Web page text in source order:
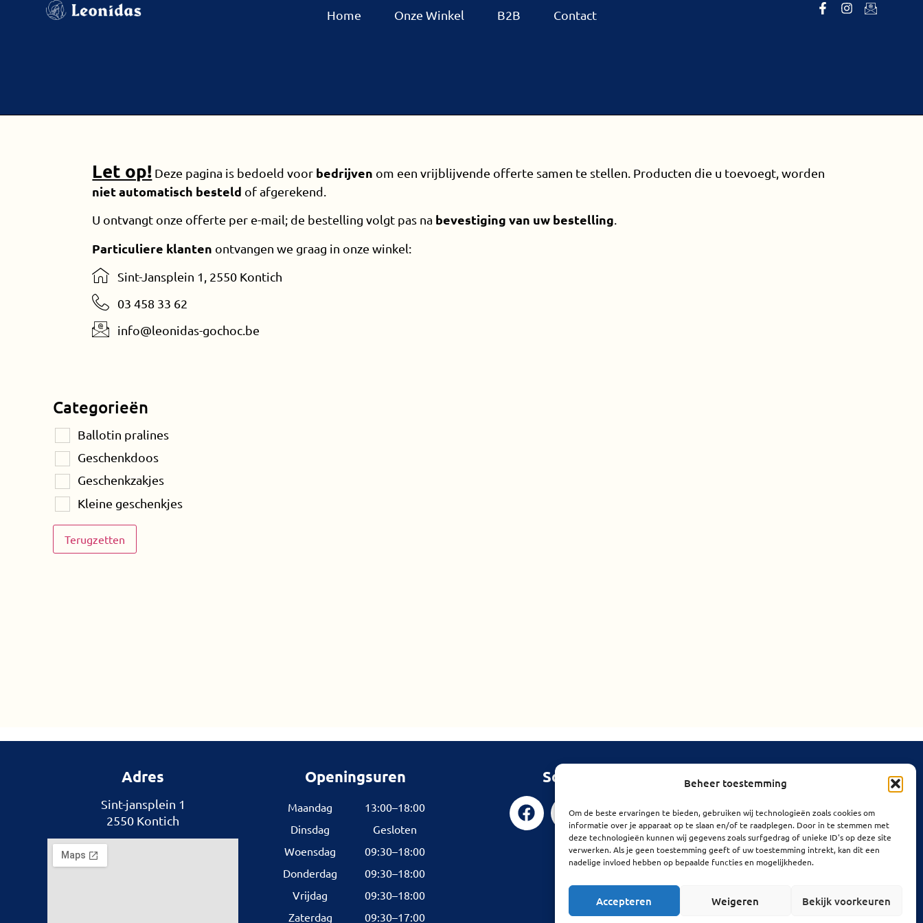
Beheer toestemming
Om de beste ervaringen te bieden, gebruiken wij technologieën zoals cookies om
informatie over je apparaat op te slaan en/of te raadplegen. Door in te stemmen met
deze technologieën kunnen wij gegevens zoals surfgedrag of unieke ID's op deze site
verwerken. Als je geen toestemming geeft of uw toestemming intrekt, kan dit een
nadelige invloed hebben op bepaalde functies en mogelijkheden.
Accepteren Weigeren Bekijk voorkeuren
Home Onze Winkel B2B Contact
Let op! Deze pagina is bedoeld voor bedrijven om een vrijblijvende offerte samen te stellen. Producten die u toevoegt, worden
niet automatisch besteld of afgerekend.
U ontvangt onze offerte per e-mail; de bestelling volgt pas na bevestiging van uw bestelling.
Particuliere klanten ontvangen we graag in onze winkel:
Sint-Jansplein 1, 2550 Kontich
03 458 33 62
info@leonidas-gochoc.be
Categorieën
Ballotin pralines
Geschenkdoos
Geschenkzakjes
Kleine geschenkjes
Terugzetten
Adres
Sint-jansplein 1
2550 Kontich
Openingsuren
Maandag
13:00–18:00
Dinsdag
Gesloten
Woensdag
09:30–18:00
Donderdag
09:30–18:00
Vrijdag
09:30–18:00
Zaterdag
09:30–17:00
Socials Links
Cookiebeleid